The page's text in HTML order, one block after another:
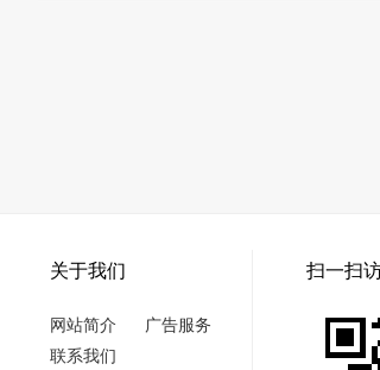
关于我们
网站简介
广告服务
联系我们
扫一扫